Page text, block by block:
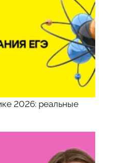
2026: реальные